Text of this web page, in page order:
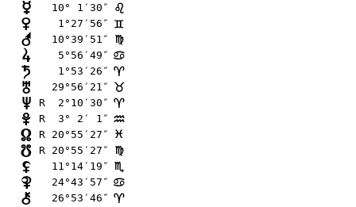
p 10° 1′30″ ?
q 1°27′56″ =
r 10°39′51″ @
s 5°56′49″ >
t 1°53′26″ ;
u 29°56′21″ <
v R  2°10′30″ ;
w R  3° 2′ 1″ E
x R 20°55′27″ F
y R 20°55′27″ @
z 11°14′19″ B
{ 24°43′57″ >
| 26°53′46″ ;